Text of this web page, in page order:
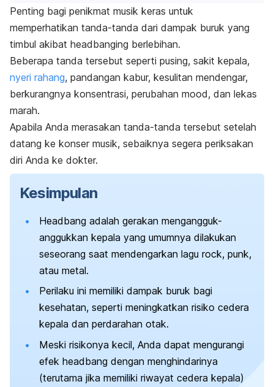
Penting bagi penikmat musik keras untuk
memperhatikan tanda-tanda dari dampak buruk yang
timbul akibat headbanging berlebihan.
Beberapa tanda tersebut seperti pusing, sakit kepala,
nyeri rahang, pandangan kabur, kesulitan mendengar,
berkurangnya konsentrasi, perubahan mood, dan lekas
marah.
Apabila Anda merasakan tanda-tanda tersebut setelah
datang ke konser musik, sebaiknya segera periksakan
diri Anda ke dokter.
Kesimpulan
Headbang adalah gerakan mengangguk-
anggukkan kepala yang umumnya dilakukan
seseorang saat mendengarkan lagu rock, punk,
atau metal.
Perilaku ini memiliki dampak buruk bagi
kesehatan, seperti meningkatkan risiko cedera
kepala dan perdarahan otak.
Meski risikonya kecil, Anda dapat mengurangi
efek headbang dengan menghindarinya
(terutama jika memiliki riwayat cedera kepala)